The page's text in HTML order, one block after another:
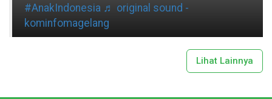
#AnakIndonesia ♬ original sound -
kominfomagelang
Lihat Lainnya